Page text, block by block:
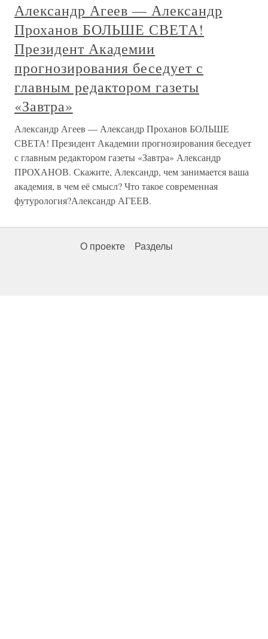
Александр Агеев — Александр
Проханов БОЛЬШЕ СВЕТА!
Президент Академии
прогнозирования беседует с
главным редактором газеты
«Завтра»
Александр Агеев — Александр Проханов БОЛЬШЕ
СВЕТА! Президент Академии прогнозирования беседует
с главным редактором газеты «Завтра» Александр
ПРОХАНОВ. Скажите, Александр, чем занимается ваша
академия, в чем её смысл? Что такое современная
футурология?Александр АГЕЕВ.
О проекте Разделы